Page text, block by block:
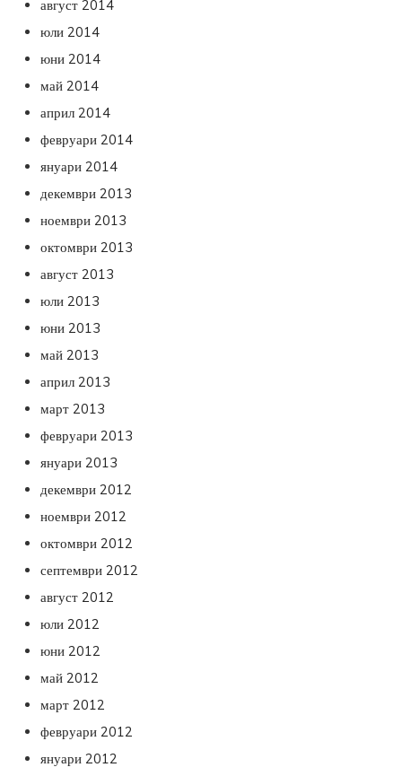
август 2014
юли 2014
юни 2014
май 2014
април 2014
февруари 2014
януари 2014
декември 2013
ноември 2013
октомври 2013
август 2013
юли 2013
юни 2013
май 2013
април 2013
март 2013
февруари 2013
януари 2013
декември 2012
ноември 2012
октомври 2012
септември 2012
август 2012
юли 2012
юни 2012
май 2012
март 2012
февруари 2012
януари 2012